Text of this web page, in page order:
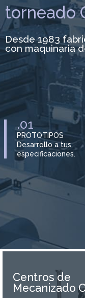
torneado
Desde 1983
con maquinaria
.01
PROTOTIPOS
Desarrollo a tus
especificaciones.
Centros de
Mecanizado